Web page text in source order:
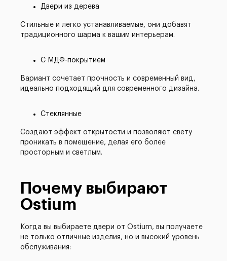
Двери из дерева
Стильные и легко устанавливаемые, они добавят
традиционного шарма к вашим интерьерам.
С МДФ-покрытием
Вариант сочетает прочность и современный вид,
идеально подходящий для современного дизайна.
Стеклянные
Создают эффект открытости и позволяют свету
проникать в помещение, делая его более
просторным и светлым.
Почему выбирают
Ostium
Когда вы выбираете двери от Ostium, вы получаете
не только отличные изделия, но и высокий уровень
обслуживания: